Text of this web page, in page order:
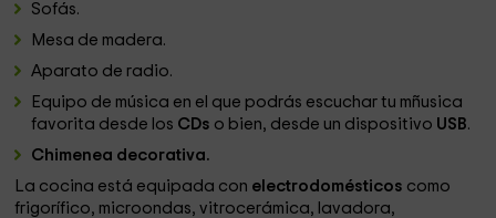
Sofás.
Mesa de madera.
Aparato de radio.
Equipo de música en el que podrás escuchar tu mñusica
favorita desde los CDs o bien, desde un dispositivo USB.
Chimenea decorativa.
La cocina está equipada con electrodomésticos como
frigorífico, microondas, vitrocerámica, lavadora,